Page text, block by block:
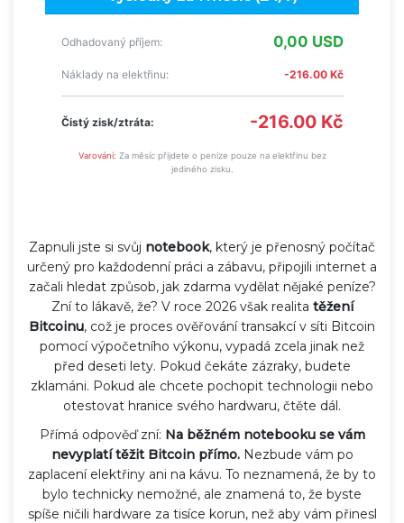
Odhadovaný příjem: 0,00 USD
Náklady na elektřinu: -216.00 Kč
Čistý zisk/ztráta: -216.00 Kč
Varování: Za měsíc přijdete o peníze pouze na elektřinu bez
jediného zisku.
Zapnuli jste si svůj notebook, který je přenosný počítač
určený pro každodenní práci a zábavu, připojili internet a
začali hledat způsob, jak zdarma vydělat nějaké peníze?
Zní to lákavě, že? V roce 2026 však realita těžení
Bitcoinu, což je proces ověřování transakcí v síti Bitcoin
pomocí výpočetního výkonu, vypadá zcela jinak než
před deseti lety. Pokud čekáte zázraky, budete
zklamáni. Pokud ale chcete pochopit technologii nebo
otestovat hranice svého hardwaru, čtěte dál.
Přímá odpověď zní: Na běžném notebooku se vám
nevyplatí těžit Bitcoin přímo.Nezbude vám po
zaplacení elektřiny ani na kávu. To neznamená, že by to
bylo technicky nemožné, ale znamená to, že byste
spíše ničili hardware za tisíce korun, než aby vám přinesl